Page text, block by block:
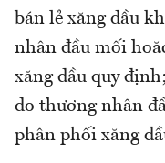
bán lẻ xăng dầu
nhân đầu mối
xăng dầu quy
do thương nhân
phân phối xăng